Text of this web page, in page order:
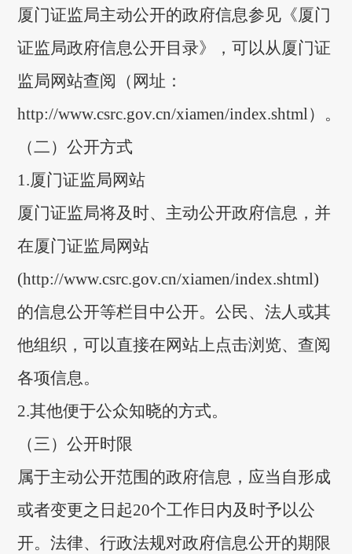
厦门证监局主动公开的政府信息参见《厦门
证监局政府信息公开目录》，可以从厦门证
监局网站查阅
（网址：
http://www.csrc.gov.cn/xiamen/index.shtml） 。
（二）公开方式
1.厦门证监局网站
厦门证监局将及时、主动公开政府信息，并
在厦门证监局网站
(http://www.csrc.gov.cn/xiamen/index.shtml)
的信息公开等栏目中公开。公民、法人或其
他组织，可以直接在网站上点击浏览、查阅
各项信息。
2.其他便于公众知晓的方式。
（三）公开时限
属于主动公开范围的政府信息，应当自形成
或者变更之日起20个工作日内及时予以公
开。法律、行政法规对政府信息公开的期限